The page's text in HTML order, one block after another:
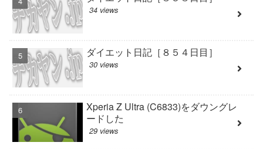
34 views
ダイエット日記［８５４日目］
30 views
Xperia Z Ultra (C6833)をダウングレ
ードした
29 views